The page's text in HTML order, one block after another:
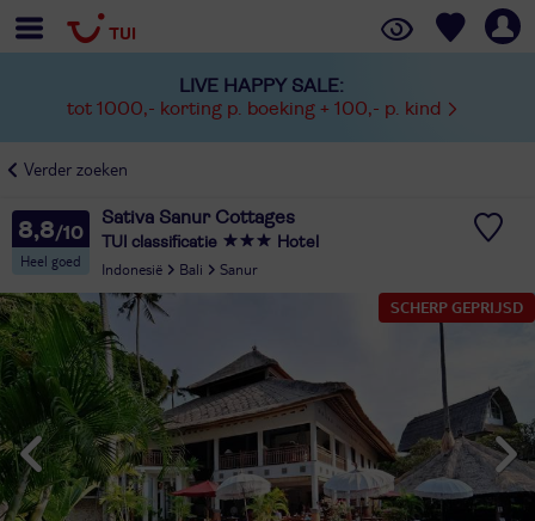
LIVE HAPPY SALE:
tot 1000,- korting p. boeking + 100,- p. kind
Verder zoeken
8,8
Heel goed
Sativa Sanur Cottages
TUI classificatie Hotel
Indonesië Bali
Sanur
SCHERP GEPRIJSD